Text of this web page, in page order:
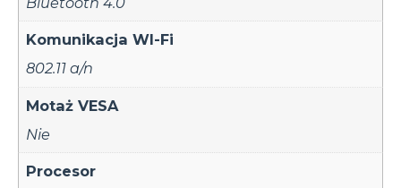
Komunikacja WI-Fi
802.11 a/n
Motaż VESA
Nie
Procesor